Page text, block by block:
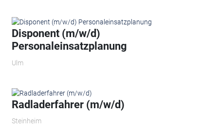
Disponent (m/w/d)
Personaleinsatzplanung
Ulm
Radladerfahrer (m/w/d)
Steinheim